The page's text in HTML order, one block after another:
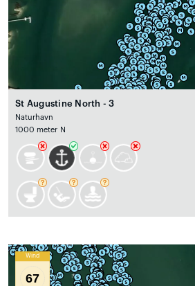
St Augustine North - 3
Naturhavn
1000 meter N
Wind
67